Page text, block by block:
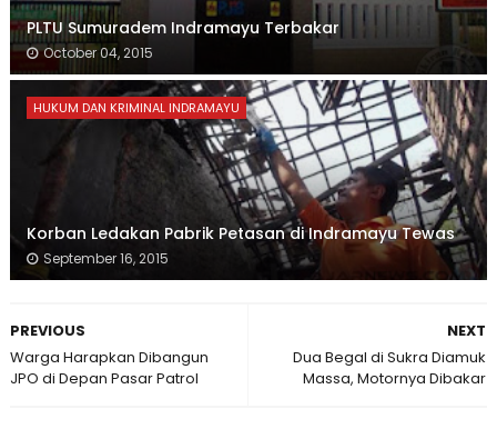
PLTU Sumuradem Indramayu Terbakar
October 04, 2015
HUKUM DAN KRIMINAL INDRAMAYU
Korban Ledakan Pabrik Petasan di Indramayu Tewas
September 16, 2015
NEXT
Dua Begal di Sukra Diamuk
Massa, Motornya Dibakar
PREVIOUS
Warga Harapkan Dibangun
JPO di Depan Pasar Patrol